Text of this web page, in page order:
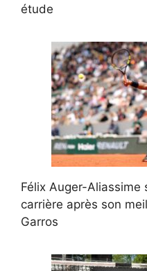
étude
Félix Auger-Aliassime
carrière après son
Garros